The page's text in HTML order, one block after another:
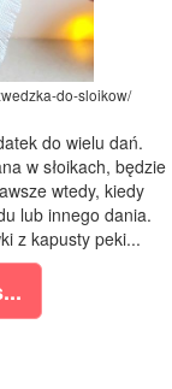
do-sloikow/
do wielu dań.
w słoikach, będzie
wtedy, kiedy
lub innego dania.
z kapusty peki...